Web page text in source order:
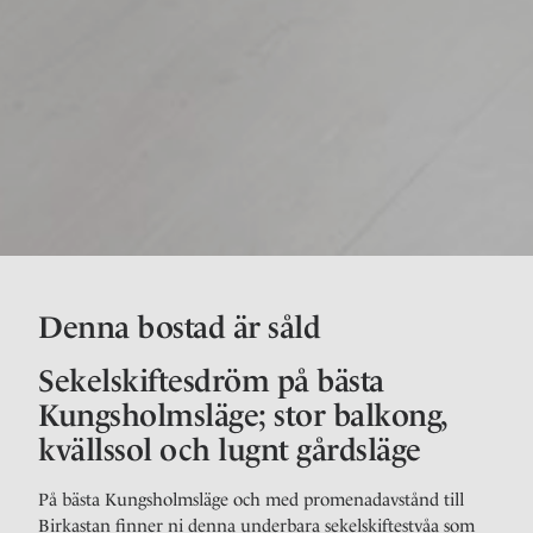
Denna bostad är såld
Sekelskiftesdröm på bästa
Kungsholmsläge; stor balkong,
kvällssol och lugnt gårdsläge
På bästa Kungsholmsläge och med promenadavstånd till
Birkastan finner ni denna underbara sekelskiftestvåa som